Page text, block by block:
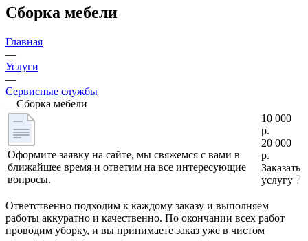
Сборка мебели
Главная
—
Услуги
—
Сервисные службы
—Сборка мебели
Оформите заявку на сайте, мы свяжемся с вами в
ближайшее время и ответим на все интересующие
вопросы.
10 000
р.
20 000
р.
Заказать
услугу
Ответственно подходим к каждому заказу и выполняем
работы аккуратно и качественно. По окончании всех работ
проводим уборку, и вы принимаете заказ уже в чистом